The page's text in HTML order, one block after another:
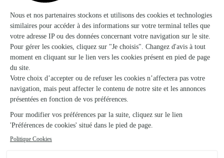
Votre fleuriste artisan à Geispolsheim